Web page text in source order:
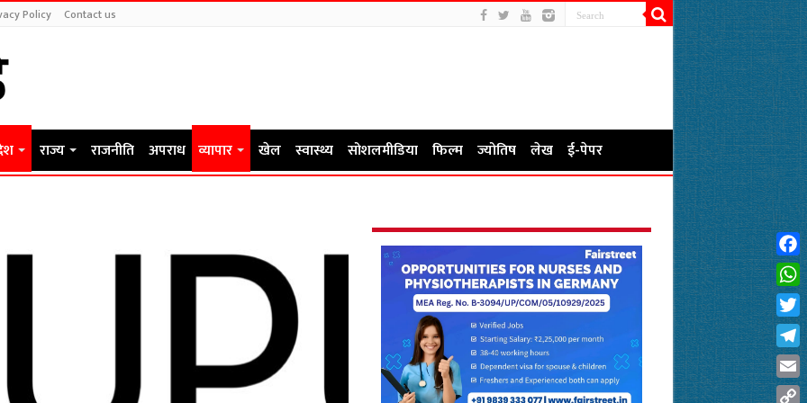
Policy Contact us
राज्य राजनीति अपराध व्यापार खेल स्वास्थ्य सोशलमीडिया फिल्म ज्योतिष लेख ई-पेपर